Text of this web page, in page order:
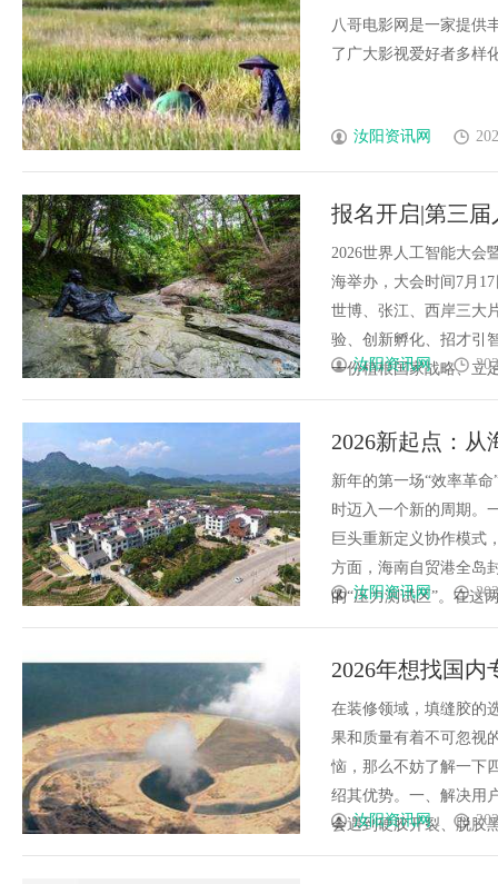
八哥电影网是一家提供
了广大影视爱好者多样
汝阳资讯网
报名开启|第三
2026世界人工智能大会
海举办，大会时间7月
世博、张江、西岸三大
验、创新孵化、招才引
一份植根国家战略、立
汝阳资讯网
2026新起点：从
的“效率革命”
新年的第一场“效率革
时迈入一个新的周期。
巨头重新定义协作模式
方面，海南自贸港全岛
的“压力测试区”。在这
汝阳资讯网
2026年想找国
在装修领域，填缝胶的
果和质量有着不可忽视
恼，那么不妨了解一下
绍其优势。一、解决用
会遇到硬胶开裂、脱胶
汝阳资讯网